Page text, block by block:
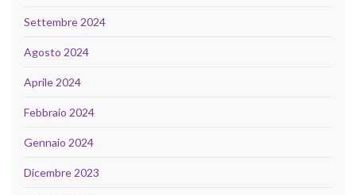
Settembre 2024
Agosto 2024
Aprile 2024
Febbraio 2024
Gennaio 2024
Dicembre 2023